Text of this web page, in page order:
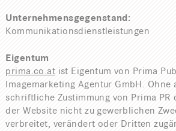
Unternehmensgegenstand:
Kommunikationsdienstleistungen
Eigentum
prima.co.at ist Eigentum von Prima
Imagemarketing Agentur GmbH. Ohne
schriftliche Zustimmung von Prima PR
der Website nicht zu gewerblichen
verbreitet, verändert oder Dritten